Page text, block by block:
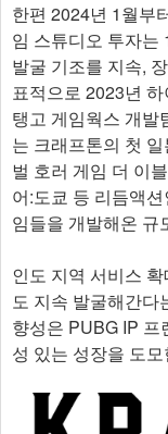
한편 2024년 1월부
임 스튜디오 투자는
발굴 기조를 지속,
표적으로 2023년
탱고 게임웍스 개발
는 크래프톤의 첫
벌 호러 게임 더 이
어:도쿄 등 리듬액
임들을 개발해온 규
인도 지역 서비스
도 지속 발굴해간다
향성은 PUBG IP 프
성 있는 성장을 도